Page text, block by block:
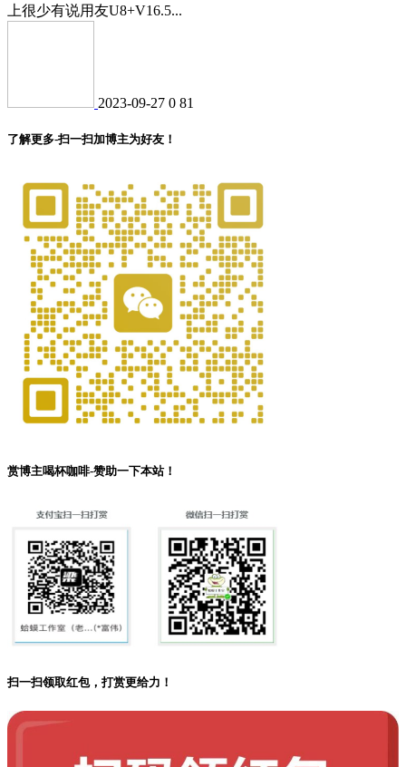
上很少有说用友U8+V16.5...
2023-09-27 0 81
了解更多-扫一扫加博主为好友！
赏博主喝杯咖啡-赞助一下本站！
扫一扫领取红包，打赏更给力！